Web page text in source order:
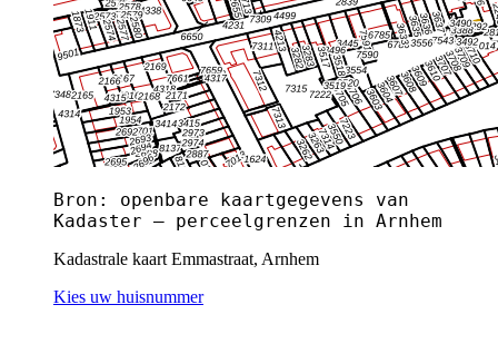
Bron: openbare kaartgegevens van
Kadaster — perceelgrenzen in Arnhem
Kadastrale kaart Emmastraat, Arnhem
Kies uw huisnummer